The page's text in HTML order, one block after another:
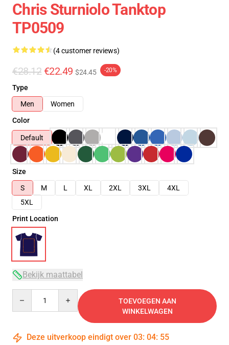
Chris Sturniolo Tanktop
TP0509
(4 customer reviews)
€28.12 €22.49 $24.45 -20%
Type
Men
Women
Color
Default
Size
S
M L XL 2XL 3XL
4XL
5XL
Print Location
Bekijk maattabel
TOEVOEGEN AAN
WINKELWAGEN
Deze uitverkoop eindigt over 03: 04: 54